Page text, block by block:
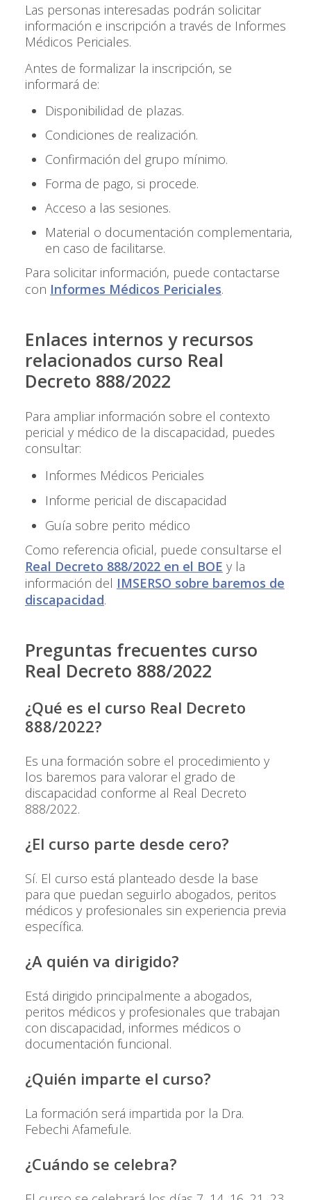
Las personas interesadas podrán solicitar
información e inscripción a través de Informes
Médicos Periciales.
Antes de formalizar la inscripción, se
informará de:
Disponibilidad de plazas.
Condiciones de realización.
Confirmación del grupo mínimo.
Forma de pago, si procede.
Acceso a las sesiones.
Material o documentación complementaria,
en caso de facilitarse.
Para solicitar información, puede contactarse
con Informes Médicos Periciales.
Enlaces internos y recursos
relacionados curso Real
Decreto 888/2022
Para ampliar información sobre el contexto
pericial y médico de la discapacidad, puedes
consultar:
Informes Médicos Periciales
Informe pericial de discapacidad
Guía sobre perito médico
Como referencia oficial, puede consultarse el
Real Decreto 888/2022 en el BOE y la
información del IMSERSO sobre baremos de
discapacidad.
Preguntas frecuentes curso
Real Decreto 888/2022
¿Qué es el curso Real Decreto
888/2022?
Es una formación sobre el procedimiento y
los baremos para valorar el grado de
discapacidad conforme al Real Decreto
888/2022.
¿El curso parte desde cero?
Sí. El curso está planteado desde la base
para que puedan seguirlo abogados, peritos
médicos y profesionales sin experiencia previa
específica.
¿A quién va dirigido?
Está dirigido principalmente a abogados,
peritos médicos y profesionales que trabajan
con discapacidad, informes médicos o
documentación funcional.
¿Quién imparte el curso?
La formación será impartida por la Dra.
Febechi Afamefule.
¿Cuándo se celebra?